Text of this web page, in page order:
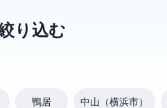
り込む
鴨居 中山（横浜市）